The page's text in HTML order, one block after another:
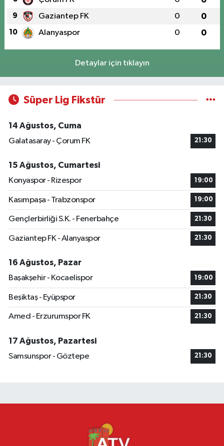
9 Gaziantep FK 0 0
10 Alanyaspor 0 0
Detaylar için tıklayın
Süper Lig Fikstür
14 Ağustos, Cuma
Galatasaray - Çorum FK
21:30
15 Ağustos, Cumartesi
Konyaspor - Rizespor
19:00
Kasımpaşa - Trabzonspor 19:00
Gençlerbirliği S.K. - Fenerbahçe 21:30
Gaziantep FK - Alanyaspor 21:30
16 Ağustos, Pazar
Başakşehir - Kocaelispor
19:00
Beşiktaş - Eyüpspor 21:30
Amed - Erzurumspor FK 21:30
17 Ağustos, Pazartesi
Samsunspor - Göztepe
21:30